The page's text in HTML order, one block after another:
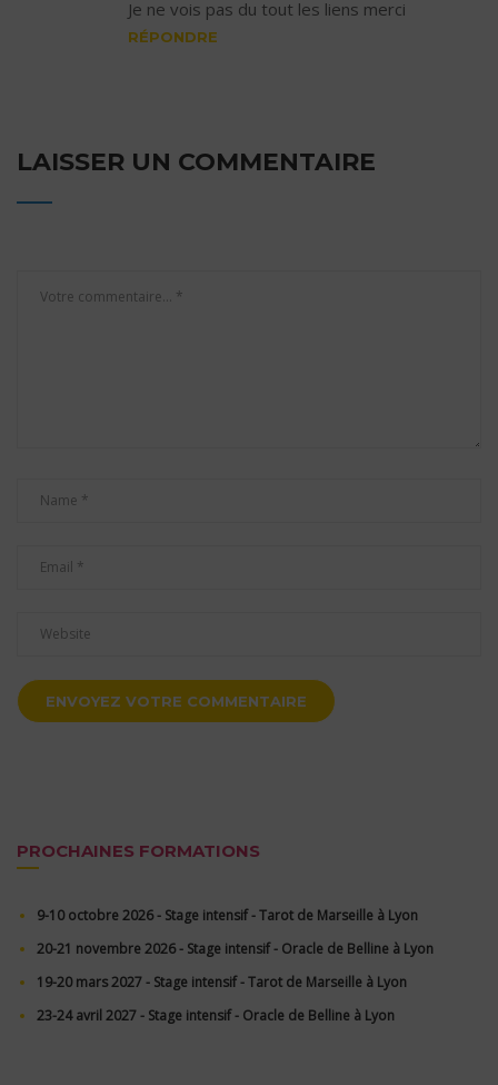
Je ne vois pas du tout les liens merci
RÉPONDRE
LAISSER UN COMMENTAIRE
PROCHAINES FORMATIONS
9-10 octobre 2026 - Stage intensif - Tarot de Marseille à Lyon
20-21 novembre 2026 - Stage intensif - Oracle de Belline à Lyon
19-20 mars 2027 - Stage intensif - Tarot de Marseille à Lyon
23-24 avril 2027 - Stage intensif - Oracle de Belline à Lyon